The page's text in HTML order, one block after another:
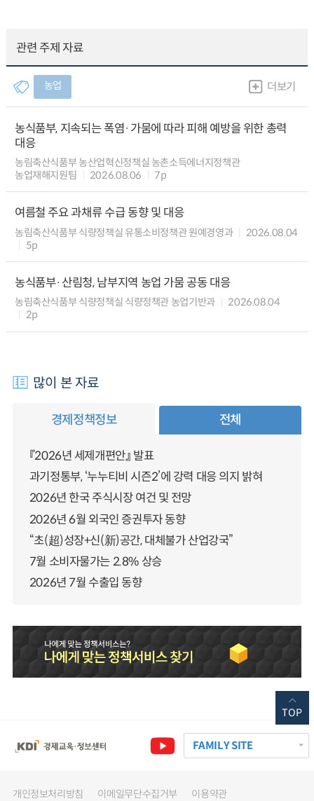
관련 주제 자료
농업 더보기
농식품부, 지속되는 폭염·가뭄에 따라 피해 예방을 위한 총력
대응
농림축산식품부 농산업혁신정책실 농촌소득에너지정책관
농업재해지원팀
2026.08.06 7p
여름철 주요 과채류 수급 동향 및 대응
농림축산식품부 식량정책실 유통소비정책관 원예경영과
2026.08.04
5p
농식품부·산림청, 남부지역 농업 가뭄 공동 대응
농림축산식품부 식량정책실 식량정책관 농업기반과
2026.08.04
2p
많이 본 자료
경제정책정보 전체
『2026년 세제개편안』 발표
과기정통부, ‘누누티비 시즌2’에 강력 대응 의지 밝혀
2026년 한국 주식시장 여건 및 전망
2026년 6월 외국인 증권투자 동향
“초(超)성장+신(新)공간, 대체불가 산업강국”
7월 소비자물가는 2.8% 상승
2026년 7월 수출입 동향
FAMILY SITE
개인정보처리방침 이메일무단수집거부 이용약관
TOP